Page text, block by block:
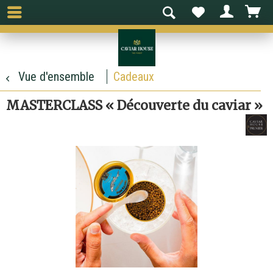
Vue d'ensemble Cadeaux
MASTERCLASS « Découverte du caviar »